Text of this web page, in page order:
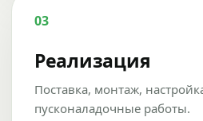
03
Реализация
Поставка, монтаж,
пусконаладочные работы.